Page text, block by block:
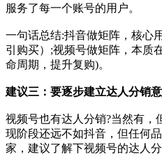
服务了每一个账号的用户。
一句话总结:抖音做矩阵，核心
引购买）;视频号做矩阵，本质
命周期，提升复购)。
建议三：要逐步建立达人分销
视频号也有达人分销?当然有，
现阶段还远不如抖音，但任何
家，建议了解下视频号的达人分